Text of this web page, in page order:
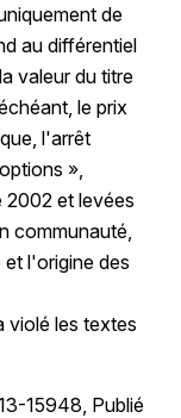
de
au différentiel
valeur du titre
le prix
l'arrêt
»,
2002 et levées
communauté,
l'origine des
violé les textes
15948, Publié